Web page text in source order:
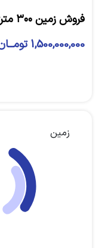
فروش زمین ۳۰۰ متری الیمالات
1,500,000,000 تومــان
زمین